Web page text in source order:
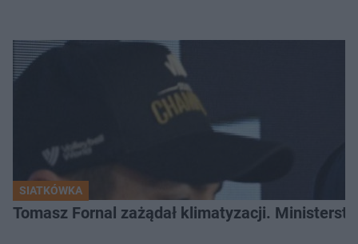
SIATKÓWKA
Tomasz Fornal zażądał klimatyzacji.